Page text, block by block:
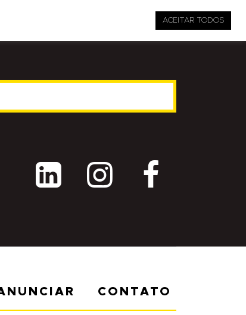
pauta@revistati.com.br



CONTATO
ACEITAR TODOS